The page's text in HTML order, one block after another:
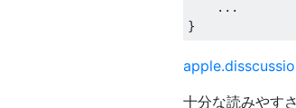
    ...
十分な読みやす